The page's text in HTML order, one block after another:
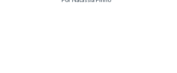
autolimitados até situações de extrem